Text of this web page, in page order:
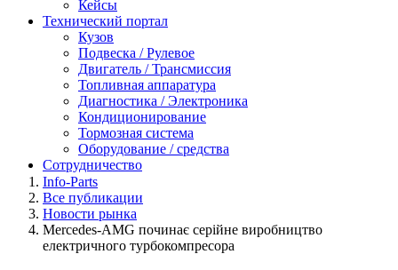
Кейсы
Технический портал
Кузов
Подвеска / Рулевое
Двигатель / Трансмиссия
Топливная аппаратура
Диагностика / Электроника
Кондиционирование
Тормозная система
Оборудование / средства
Сотрудничество
Info-Parts
Все публикации
Новости рынка
Mercedes-AMG починає серійне виробництво
електричного турбокомпресора